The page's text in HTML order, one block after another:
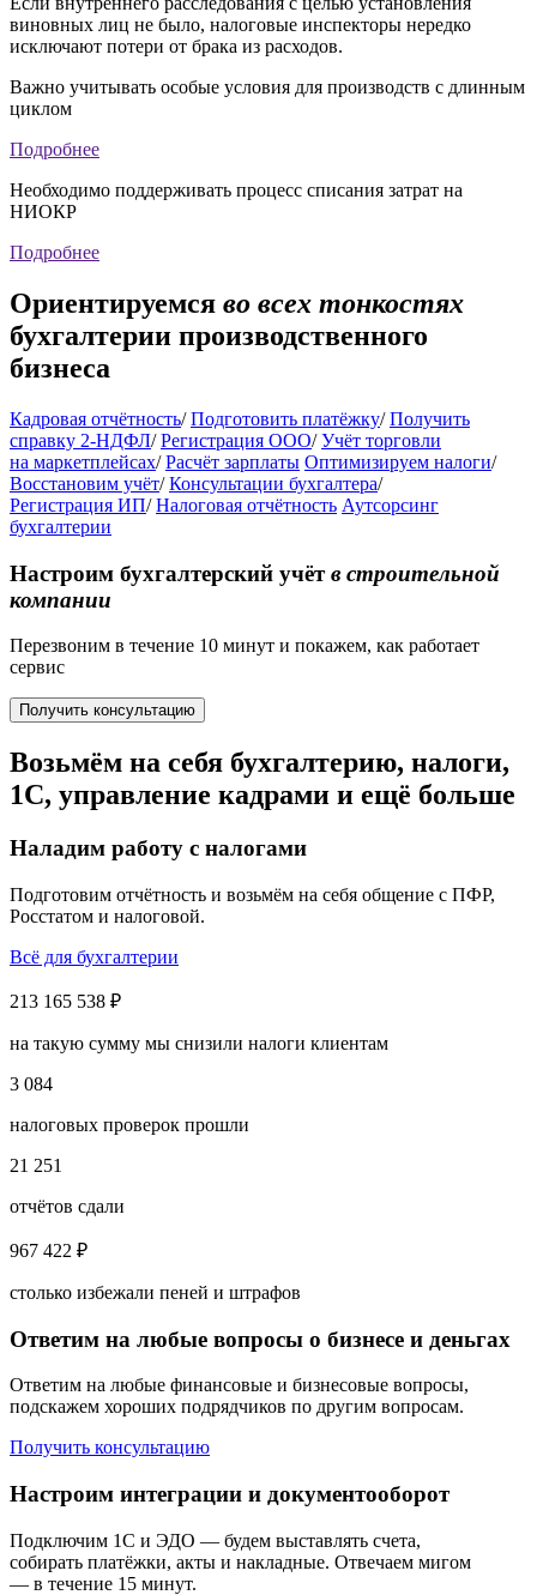
виновных лиц не было, налоговые инспекторы нередко
исключают потери от брака из расходов.
Важно учитывать особые условия для производств с длинным
циклом
Подробнее
Необходимо поддерживать процесс списания затрат на
НИОКР
Подробнее
Ориентируемся во всех тонкостях
бухгалтерии производственного
бизнеса
Кадровая отчётность/ Подготовить платёжку/ Получить
справку 2-НДФЛ/ Регистрация ООО/ Учёт торговли
на маркетплейсах/ Расчёт зарплаты Оптимизируем налоги/
Восстановим учёт/ Консультации бухгалтера/
Регистрация ИП/ Налоговая отчётность Аутсорсинг
бухгалтерии
Настроим бухгалтерский учётв строительной
компании
Перезвоним в течение 10 минут и покажем, как работает
сервис
Получить консультацию
Возьмём на себя бухгалтерию, налоги,
1С, управление кадрами и ещё больше
Наладим работу с налогами
Подготовим отчётность и возьмём на себя общение с ПФР,
Росстатом и налоговой.
Всё для бухгалтерии
213 165 538 ₽
на такую сумму мы снизили налоги клиентам
3 084
налоговых проверок прошли
21 251
отчётов сдали
967 422 ₽
столько избежали пеней и штрафов
Ответим на любые вопросы о бизнесе и деньгах
Ответим на любые финансовые и бизнесовые вопросы,
подскажем хороших подрядчиков по другим вопросам.
Получить консультацию
Настроим интеграции и документооборот
Подключим 1С и ЭДО — будем выставлять счета,
собирать платёжки, акты и накладные. Отвечаем мигом
— в течение 15 минут.